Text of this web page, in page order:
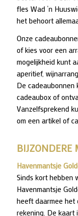
fles Wad ’n
het behoort
Onze
of kies voor een
mogelijkheid kunt
aperitief,
De cadeaubonnen
cadeaubox of
Vanzelfsprekend
om een artikel of
BIJZONDERE
Havenmantsje
Sinds kort hebben
Havenmantsje
heeft daarmee het
rekening. De kaart